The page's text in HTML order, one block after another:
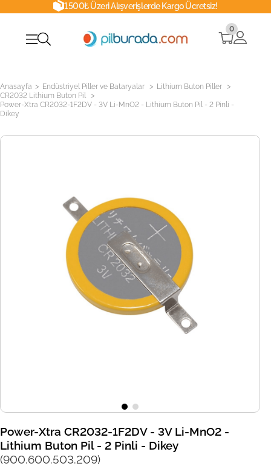
1500₺ Üzeri Alışverişlerde Kargo Ücretsiz!
0
Anasayfa > Endüstriyel Piller ve Bataryalar > Lithium Buton Piller >
CR2032 Lithium Buton Pil >
Power-Xtra CR2032-1F2DV - 3V Li-MnO2 - Lithium Buton Pil - 2 Pinli -
Dikey
Power-Xtra CR2032-1F2DV - 3V Li-MnO2 -
Lithium Buton Pil - 2 Pinli - Dikey
(900.600.503.209)